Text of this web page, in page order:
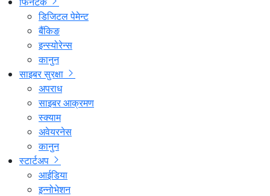
डिजिटल पेमेन्ट
बैंकिङ
इन्स्योरेन्स
कानुन
साइबर सुरक्षा
अपराध
साइबर आक्रमण
स्क्याम
अवेयरनेस
कानुन
स्टार्टअप
आईडिया
इन्नोभेशन